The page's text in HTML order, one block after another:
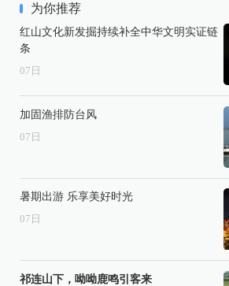
为你推荐
红山文化新发掘持续补全中华文明实证链
条
07 日
加固渔排防台风
07 日
暑期出游 乐享美好时光
07 日
祁连山下，呦呦鹿鸣引客来